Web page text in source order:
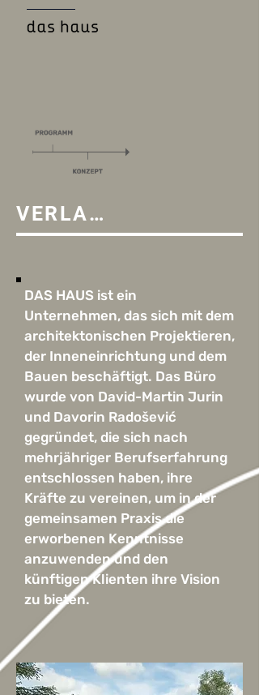
VERLAUF
DAS HAUS ist ein
Unternehmen, das sich mit dem
architektonischen Projektieren,
der Inneneinrichtung und dem
Bauen beschäftigt. Das Büro
wurde von David-Martin Jurin
und Davorin Radošević
gegründet, die sich nach
mehrjähriger Berufserfahrung
entschlossen haben, ihre
Kräfte zu vereinen, um in der
gemeinsamen Praxis die
erworbenen Kenntnisse
anzuwenden und den
künftigen Klienten ihre Vision
zu bieten.